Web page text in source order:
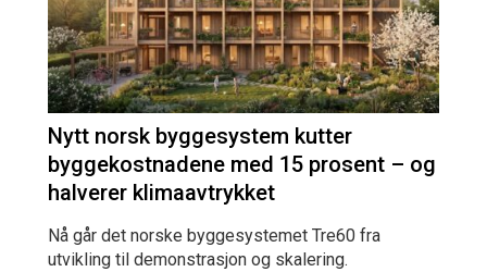
Nytt norsk byggesystem kutter
byggekostnadene med 15 prosent – og
halverer klimaavtrykket
Nå går det norske byggesystemet Tre60 fra
utvikling til demonstrasjon og skalering.